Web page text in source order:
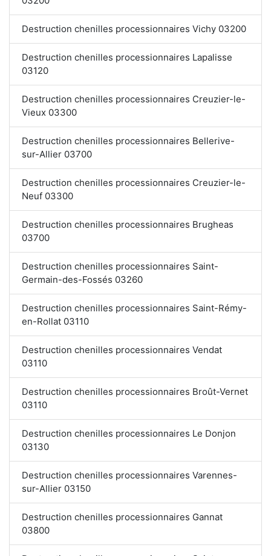
Destruction chenilles processionnaires Vichy 03200
Destruction chenilles processionnaires Lapalisse
03120
Destruction chenilles processionnaires Creuzier-le-
Vieux 03300
Destruction chenilles processionnaires Bellerive-
sur-Allier 03700
Destruction chenilles processionnaires Creuzier-le-
Neuf 03300
Destruction chenilles processionnaires Brugheas
03700
Destruction chenilles processionnaires Saint-
Germain-des-Fossés 03260
Destruction chenilles processionnaires Saint-Rémy-
en-Rollat 03110
Destruction chenilles processionnaires Vendat
03110
Destruction chenilles processionnaires Broût-Vernet
03110
Destruction chenilles processionnaires Le Donjon
03130
Destruction chenilles processionnaires Varennes-
sur-Allier 03150
Destruction chenilles processionnaires Gannat
03800